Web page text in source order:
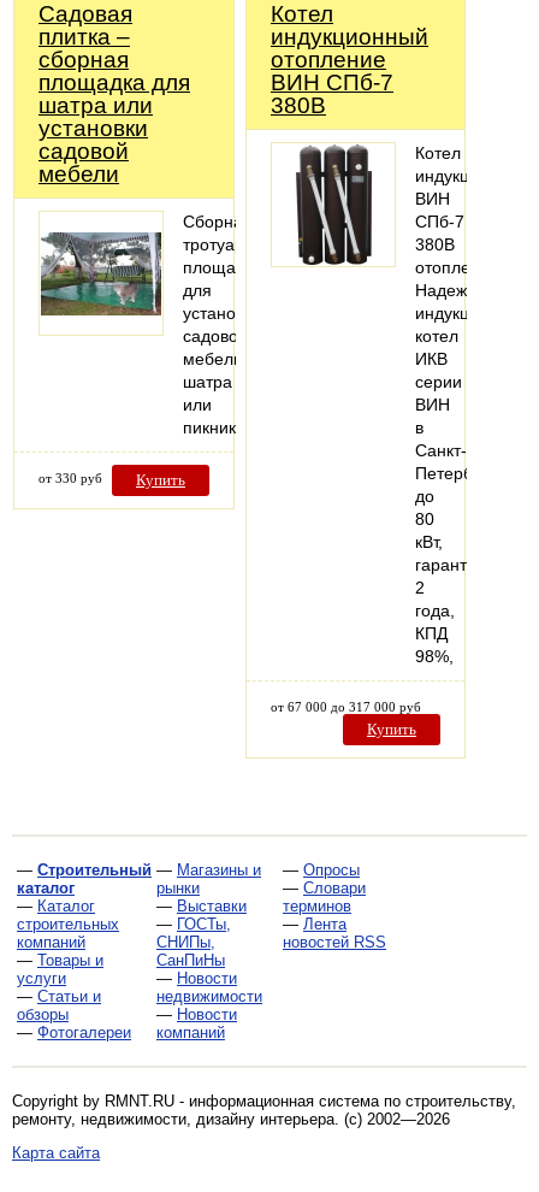
Садовая
плитка –
сборная
площадка для
шатра или
установки
садовой
мебели
Сборная
тротуарная
площадка
для
установки
садовой
мебели,
шатра
или
пикника.
от 330 руб Купить
Котел
индукционный
отопление
ВИН СПб-7
380В
Котел
индукционный
ВИН
СПб-7
380В
отопление.
Надежный
индукционный
котел
ИКВ
серии
ВИН
в
Санкт-
Петербурге
до
80
кВт,
гарантия
2
года,
КПД
98%,
от 67 000 до 317 000 руб
Купить
— Строительный
каталог
— Каталог
строительных
компаний
— Товары и
услуги
— Статьи и
обзоры
— Фотогалереи
— Магазины и
рынки
— Выставки
— ГОСТы,
СНИПы,
СанПиНы
— Новости
недвижимости
— Новости
компаний
— Опросы
— Словари
терминов
— Лента
новостей RSS
Copyright by RMNT.RU - информационная система по строительству,
ремонту, недвижимости, дизайну интерьера. (c) 2002—2026
Карта сайта